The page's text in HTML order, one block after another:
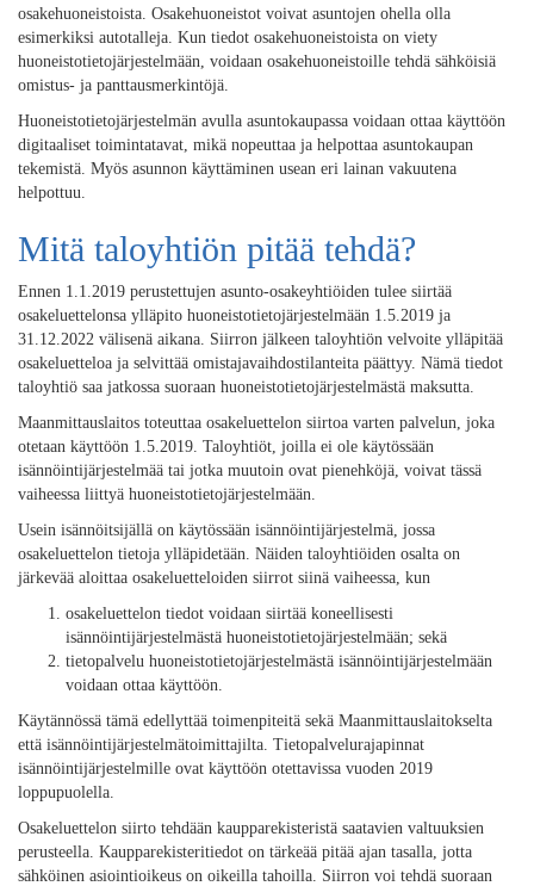
osakehuoneistoista. Osakehuoneistot voivat asuntojen ohella olla
esimerkiksi autotalleja. Kun tiedot osakehuoneistoista on viety
huoneistotietojärjestelmään, voidaan osakehuoneistoille tehdä sähköisiä
omistus- ja panttausmerkintöjä.
Huoneistotietojärjestelmän avulla asuntokaupassa voidaan ottaa käyttöön
digitaaliset toimintatavat, mikä nopeuttaa ja helpottaa asuntokaupan
tekemistä. Myös asunnon käyttäminen usean eri lainan vakuutena
helpottuu.
Mitä taloyhtiön pitää tehdä?
Ennen 1.1.2019 perustettujen asunto-osakeyhtiöiden tulee siirtää
osakeluettelonsa ylläpito huoneistotietojärjestelmään 1.5.2019 ja
31.12.2022 välisenä aikana. Siirron jälkeen taloyhtiön velvoite ylläpitää
osakeluetteloa ja selvittää omistajavaihdostilanteita päättyy. Nämä tiedot
taloyhtiö saa jatkossa suoraan huoneistotietojärjestelmästä maksutta.
Maanmittauslaitos toteuttaa osakeluettelon siirtoa varten palvelun, joka
otetaan käyttöön 1.5.2019. Taloyhtiöt, joilla ei ole käytössään
isännöintijärjestelmää tai jotka muutoin ovat pienehköjä, voivat tässä
vaiheessa liittyä huoneistotietojärjestelmään.
Usein isännöitsijällä on käytössään isännöintijärjestelmä, jossa
osakeluettelon tietoja ylläpidetään. Näiden taloyhtiöiden osalta on
järkevää aloittaa osakeluetteloiden siirrot siinä vaiheessa, kun
osakeluettelon tiedot voidaan siirtää koneellisesti
isännöintijärjestelmästä huoneistotietojärjestelmään; sekä
tietopalvelu huoneistotietojärjestelmästä isännöintijärjestelmään
voidaan ottaa käyttöön.
Käytännössä tämä edellyttää toimenpiteitä sekä Maanmittauslaitokselta
että isännöintijärjestelmätoimittajilta. Tietopalvelurajapinnat
isännöintijärjestelmille ovat käyttöön otettavissa vuoden 2019
loppupuolella.
Osakeluettelon siirto tehdään kaupparekisteristä saatavien valtuuksien
perusteella. Kaupparekisteritiedot on tärkeää pitää ajan tasalla, jotta
sähköinen asiointioikeus on oikeilla tahoilla. Siirron voi tehdä suoraan